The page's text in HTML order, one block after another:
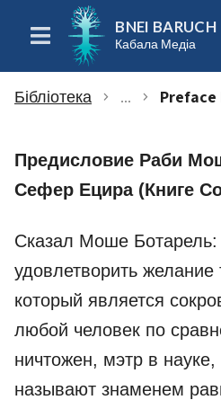
BNEI BARUCH
Кабала Медіа
Бібліотека chevron_right ... chevron_right
Предисловие Раби
Сефер Ецира (Книге
Сказал Моше Ботарель:
удовлетворить желание
который является
любой человек по
ничтожен, мэтр в
называют знаменем